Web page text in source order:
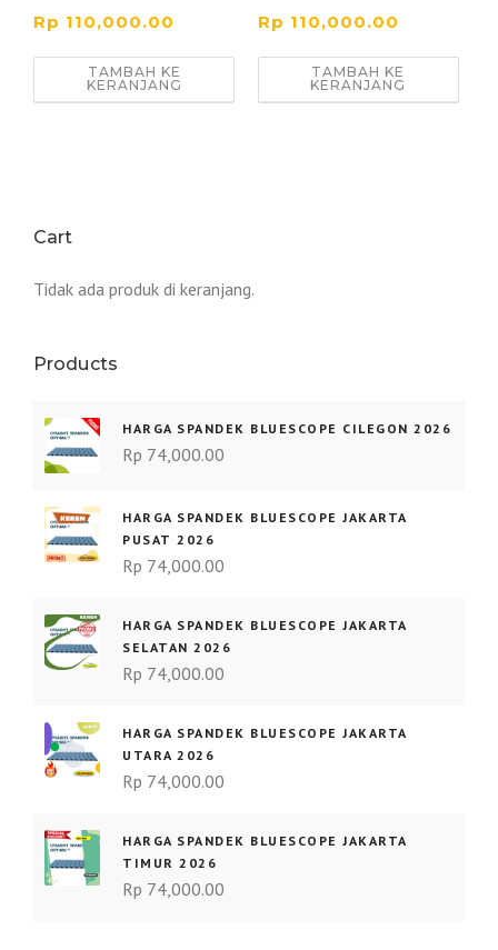
Rp 110,000.00
TAMBAH KE
KERANJANG
Rp 110,000.00
TAMBAH KE
KERANJANG
Cart
Tidak ada produk di keranjang.
Products
HARGA SPANDEK BLUESCOPE CILEGON 2026
Rp 74,000.00
HARGA SPANDEK BLUESCOPE JAKARTA
PUSAT 2026
Rp 74,000.00
HARGA SPANDEK BLUESCOPE JAKARTA
SELATAN 2026
Rp 74,000.00
HARGA SPANDEK BLUESCOPE JAKARTA
UTARA 2026
Rp 74,000.00
HARGA SPANDEK BLUESCOPE JAKARTA
TIMUR 2026
Rp 74,000.00